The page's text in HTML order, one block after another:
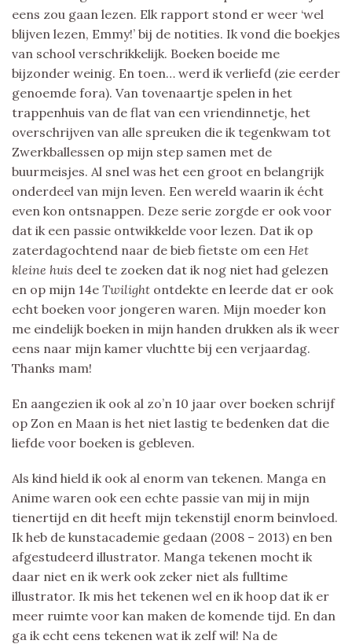
eens zou gaan lezen. Elk rapport stond er weer ‘wel
blijven lezen, Emmy!’ bij de notities. Ik vond die boekjes
van school verschrikkelijk. Boeken boeide me
bijzonder weinig. En toen… werd ik verliefd (zie eerder
genoemde fora). Van tovenaartje spelen in het
trappenhuis van de flat van een vriendinnetje, het
overschrijven van alle spreuken die ik tegenkwam tot
Zwerkballessen op mijn step samen met de
buurmeisjes. Al snel was het een groot en belangrijk
onderdeel van mijn leven. Een wereld waarin ik écht
even kon ontsnappen. Deze serie zorgde er ook voor
dat ik een passie ontwikkelde voor lezen. Dat ik op
zaterdagochtend naar de bieb fietste om een Het
kleine huis deel te zoeken dat ik nog niet had gelezen
en op mijn 14e Twilight ontdekte en leerde dat er ook
echt boeken voor jongeren waren. Mijn moeder kon
me eindelijk boeken in mijn handen drukken als ik weer
eens naar mijn kamer vluchtte bij een verjaardag.
Thanks mam!
En aangezien ik ook al zo’n 10 jaar over boeken schrijf
op Zon en Maan is het niet lastig te bedenken dat die
liefde voor boeken is gebleven.
Als kind hield ik ook al enorm van tekenen. Manga en
Anime waren ook een echte passie van mij in mijn
tienertijd en dit heeft mijn tekenstijl enorm beinvloed.
Ik heb de kunstacademie gedaan (2008 – 2013) en ben
afgestudeerd illustrator. Manga tekenen mocht ik
daar niet en ik werk ook zeker niet als fulltime
illustrator. Ik mis het tekenen wel en ik hoop dat ik er
meer ruimte voor kan maken de komende tijd. En dan
ga ik echt eens tekenen wat ik zelf wil! Na de